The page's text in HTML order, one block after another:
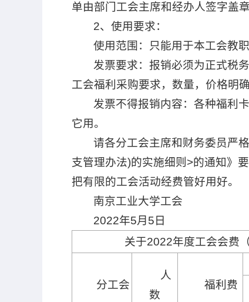
单由部门工会主席和经办人签字盖
2、使用要求：
使用范围：只能用于本工会教
发票要求：报销必须为正式税
工会福利采购要求，数量，价格明
发票不得报销内容：各种福利
它用。
请各分工会主席和财务委员严
支管理办法)的实施细则>的通知》
把有限的工会活动经费管好用好。
南京工业大学工会
2022年5月5日
关于2022年度工会会费
分工会
人
数
福利费